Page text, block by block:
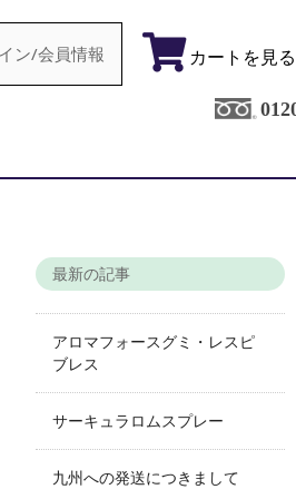
ン/会員情報 カートを見る
最新の記事
アロマフォースグミ・レスピ
ブレス
サーキュラロムスプレー
九州への発送につきまして